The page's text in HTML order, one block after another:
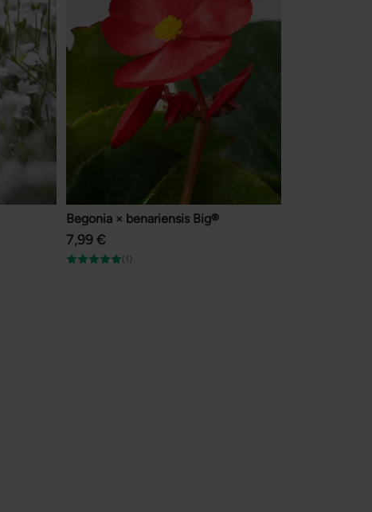
Begonia × benariensis Big®
7,99 €
(1)